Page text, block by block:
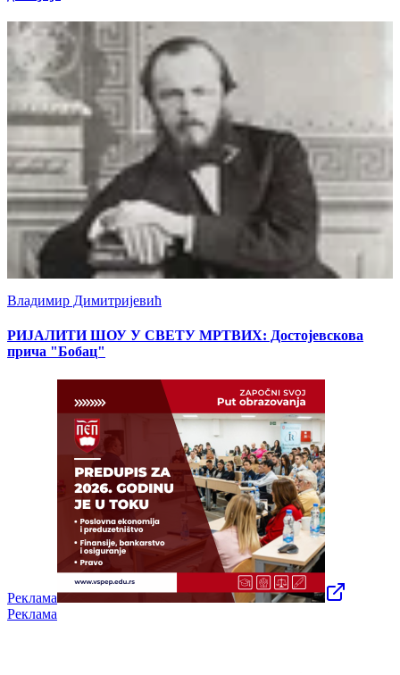
Владимир Димитријевић
РИЈАЛИТИ ШОУ У СВЕТУ МРТВИХ: Достојевскова
прича "Бобац"
Реклама
Реклама